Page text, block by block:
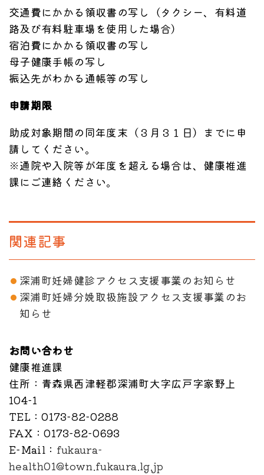
交通費にかかる領収書の写し（タクシー、有料道
路及び有料駐車場を使用した場合）
宿泊費にかかる領収書の写し
母子健康手帳の写し
振込先がわかる通帳等の写し
申請期限
助成対象期間の同年度末（３月３１日）までに申
請してください。
※通院や入院等が年度を超える場合は、健康推進
課にご連絡ください。
関連記事
深浦町妊婦健診アクセス支援事業のお知らせ
深浦町妊婦分娩取扱施設アクセス支援事業のお
知らせ
お問い合わせ
健康推進課
住所 ：青森県西津軽郡深浦町大字広戸字家野上
104-1
TEL ：0173-82-0288
FAX ：0173-82-0693
E-Mail ： fukaura-
health01@town.fukaura.lg.jp